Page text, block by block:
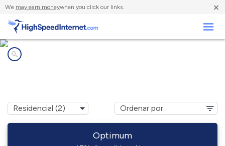
We may earn moneywhen you click our links. ×
Optimum